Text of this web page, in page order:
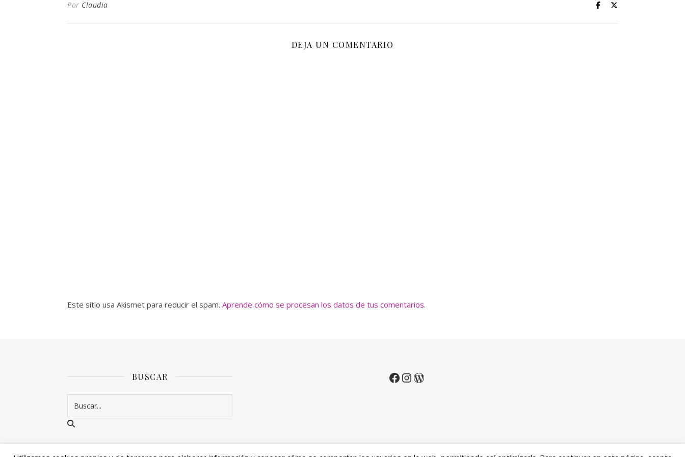
Por Claudia
DEJA UN COMENTARIO
Este sitio usa Akismet para reducir el spam. Aprende cómo se procesan los datos de tus comentarios.
BUSCAR